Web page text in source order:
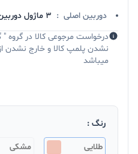
دوربین اصلی : ۳ ماژول دوربین
درخواست مرجوعی کالا در گروه
نشدن پلمپ کالا و خارج نشدن
میباشد
رنگ :
طلایی مشکی